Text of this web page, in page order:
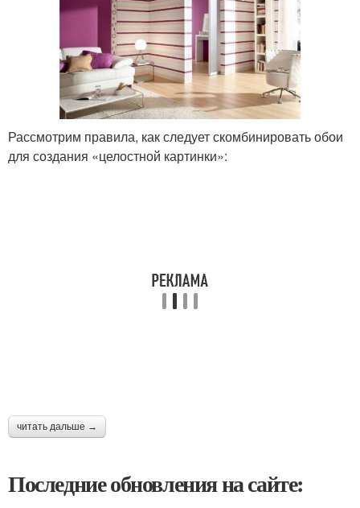
Рассмотрим правила, как следует скомбинировать обои
для создания «целостной картинки»:
читать дальше →
Последние обновления на сайте: